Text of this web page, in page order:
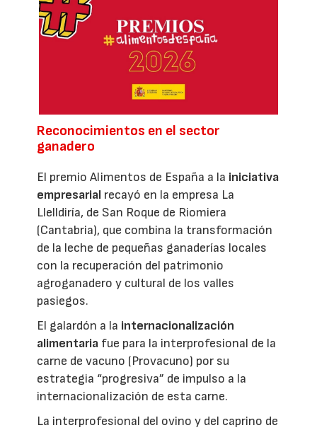
Reconocimientos en el sector
ganadero
El premio Alimentos de España a la iniciativa
empresarial recayó en la empresa La
Llelldiría, de San Roque de Riomiera
(Cantabria), que combina la transformación
de la leche de pequeñas ganaderías locales
con la recuperación del patrimonio
agroganadero y cultural de los valles
pasiegos.
El galardón a la internacionalización
alimentaria fue para la interprofesional de la
carne de vacuno (Provacuno) por su
estrategia “progresiva” de impulso a la
internacionalización de esta carne.
La interprofesional del ovino y del caprino de